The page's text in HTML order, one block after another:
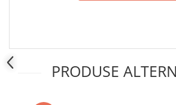
PRODUSE